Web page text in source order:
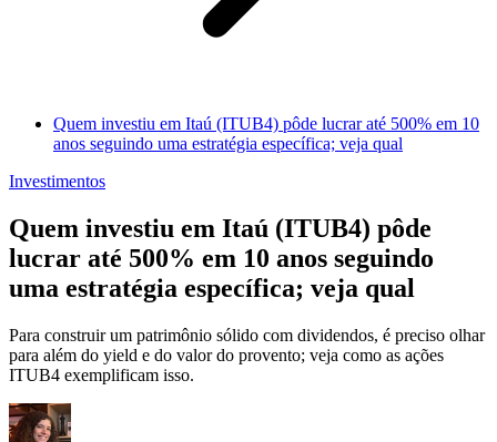
Quem investiu em Itaú (ITUB4) pôde lucrar até 500% em 10
anos seguindo uma estratégia específica; veja qual
Investimentos
Quem investiu em Itaú (ITUB4) pôde
lucrar até 500% em 10 anos seguindo
uma estratégia específica; veja qual
Para construir um patrimônio sólido com dividendos, é preciso olhar
para além do yield e do valor do provento; veja como as ações
ITUB4 exemplificam isso.